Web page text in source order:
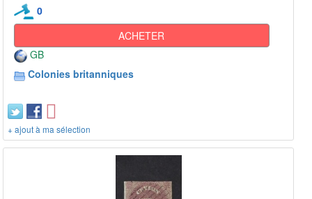
0
ACHETER
GB
Colonies britanniques
+ ajout à ma sélection